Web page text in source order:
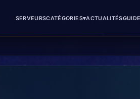
SERVEURSCATÉGORIES▾ACTUALITÉS